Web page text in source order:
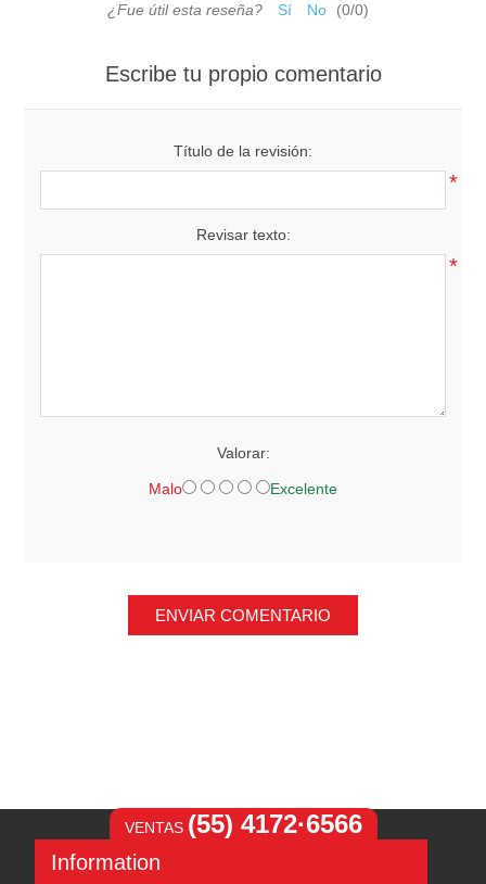
¿Fue útil esta reseña?
Sí No (0/0)
Escribe tu propio comentario
Título de la revisión:
*
Revisar texto:
*
Valorar:
Malo Excelente
ENVIAR COMENTARIO
VENTAS (55) 4172·6566
Information